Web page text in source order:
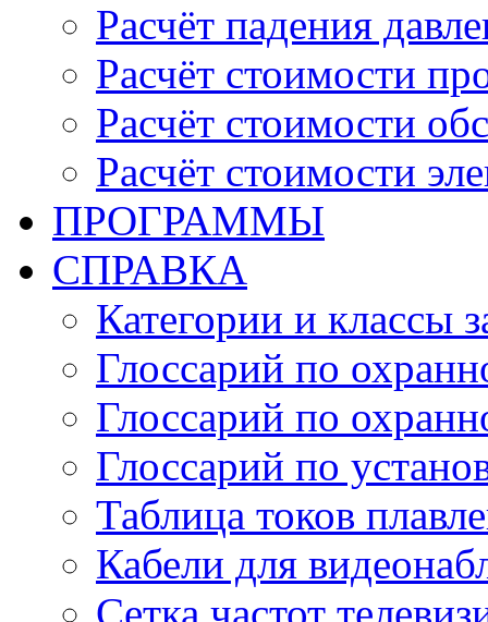
Расчёт падения
Расчёт стоимости
Расчёт стоимости
Расчёт стоимости
ПРОГРАММЫ
СПРАВКА
Категории и классы
Глоссарий по
Глоссарий по
Глоссарий по
Таблица токов
Кабели для